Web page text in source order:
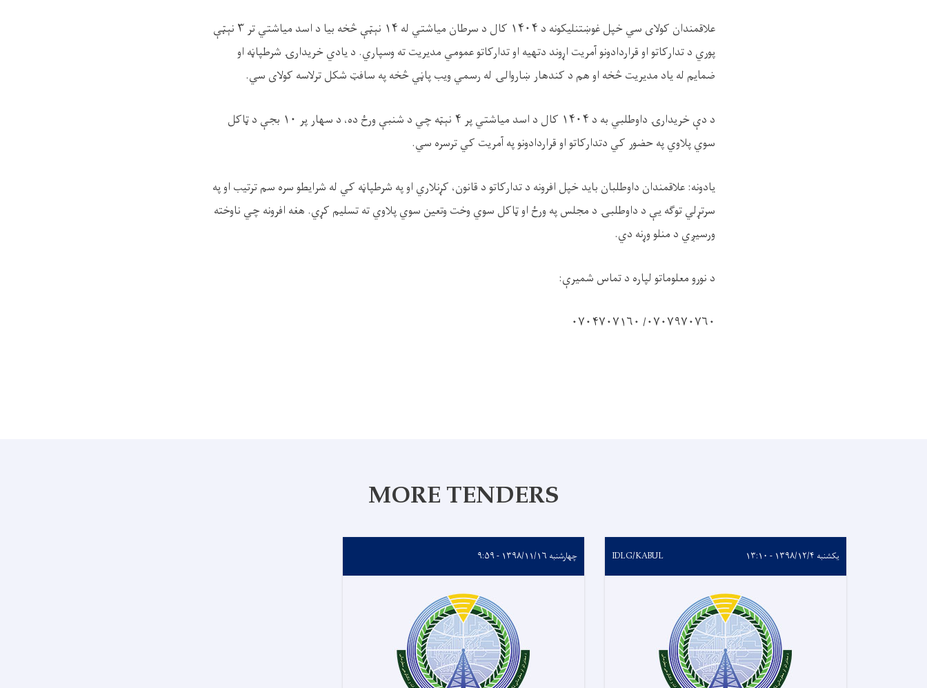
علاقمندان کولای سي خپل غوښتنلیکونه د ۱۴۰۴ کال د سرطان میاشتي له ۱۴ نېټې څخه بیا د اسد میاشتي تر ۳ نېټې
پوري د تدارکاتو او قراردادونو آمریت اړوند دتهیه او تدارکاتو عمومي مدیریت ته وسپاري. د یادي خریدارۍ شرطپاڼه او
ضمایم له یاد مدیریت څخه او هم د کندهار ښاروالۍ له رسمي ویب پاڼي څخه په سافټ شکل ترلاسه کولای سي.
د دې خریدارۍ داوطلبي به د ۱۴۰۴ کال د اسد میاشتي پر ۴ نېټه چي د شنبې ورځ ده، د سهار پر ۱۰ بجې د ټاکل
سوي پلاوي په حضور کي دتدارکاتو او قراردادونو په آمریت کي ترسره سي.
یادونه: علاقمندان داوطلبان بايد خپل افرونه د تدارکاتو د قانون، کړنلاري او په شرطپاڼه کي له شرايطو سره سم ترتيب او په
سرتړلي توګه يې د داوطلبۍ د مجلس په ورځ او ټاکل سوي وخت وتعين سوي پلاوي ته تسليم کړي. هغه افرونه چي ناوخته
ورسيږي د منلو وړنه دي.
د نورو معلوماتو لپاره د تماس شميرې:
۰۷۰۷۹۷۰۷۶۰/ ۰۷۰۴۷۰۷۱۶۰
MORE TENDERS
یکشنبه ۱۳۹۸/۱۲/۴ - ۱۳:۱۰ IDLG/KABUL چهارشنبه ۱۳۹۸/۱۱/۱۶ - ۹:۵۹